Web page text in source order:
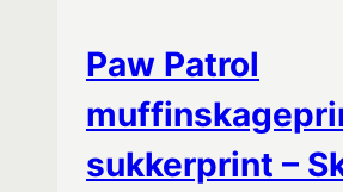
vælges
på
Paw Patrol
sukkerprint –